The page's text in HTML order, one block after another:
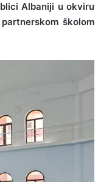
Albaniji u okviru
školom